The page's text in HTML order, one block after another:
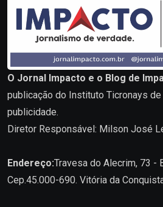
O Jornal Impacto e o Blog de
publicação do Instituto Ticronays
publicidade.
Diretor Responsável: Milson José
Endereço:Travesa do Alecrim, 73 -
Cep.45.000-690. Vitória da